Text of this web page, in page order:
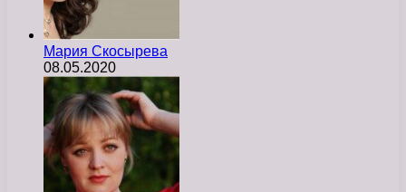
Мария Скосырева
08.05.2020